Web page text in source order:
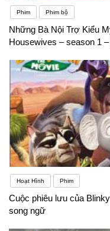
Phim Phim bộ
Những Bà Nội Trợ Kiểu
Housewives – season 1
Hoạt Hình Phim
Cuộc phiêu lưu của
song ngữ